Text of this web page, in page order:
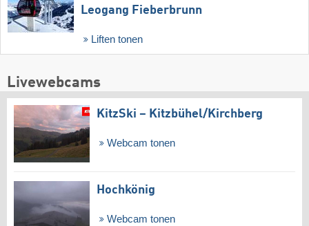
Leogang Fieberbrunn
Liften tonen
Livewebcams
KitzSki – Kitzbühel/​Kirchberg
Webcam tonen
Hochkönig
Webcam tonen